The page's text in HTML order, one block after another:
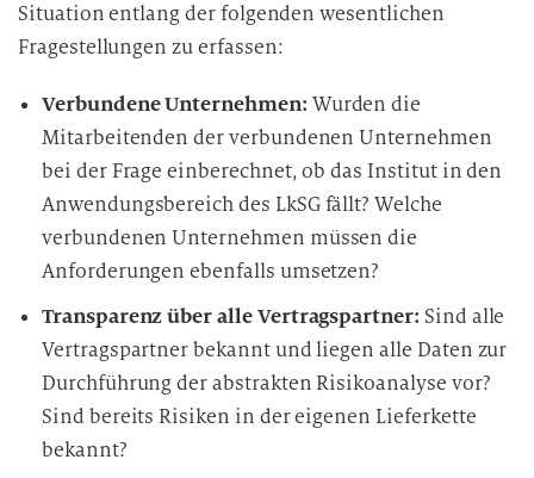
Situation entlang der folgenden wesentlichen
Fragestellungen zu erfassen:
Verbundene Unternehmen: Wurden die
Mitarbeitenden der verbundenen Unternehmen
bei der Frage einberechnet, ob das Institut in den
Anwendungsbereich des LkSG fällt? Welche
verbundenen Unternehmen müssen die
Anforderungen ebenfalls umsetzen?
Transparenz über alle Vertragspartner: Sind alle
Vertragspartner bekannt und liegen alle Daten zur
Durchführung der abstrakten Risikoanalyse vor?
Sind bereits Risiken in der eigenen Lieferkette
bekannt?